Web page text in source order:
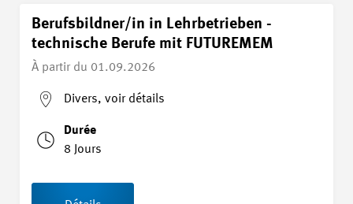
À partir du 01.09.2026
Divers, voir détails
Berufsbildner/in in Lehrbetrieben -
technische Berufe mit FUTUREMEM
Durée
8 Jours